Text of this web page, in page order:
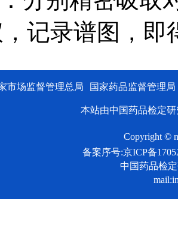
记录谱图，即
市场监督管理总局 国家药品监督管理局
本站由中国药品检定
Copyright ©
备案序号:京ICP备
中国药品检